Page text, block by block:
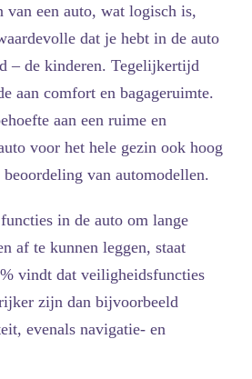
van een auto, wat logisch is,
dat je hebt in de auto
– de kinderen. Tegelijkertijd
aan comfort en bagageruimte.
aan een ruime en
voor het hele gezin ook hoog
van automodellen.
in de auto om lange
af te kunnen leggen, staat
vindt dat veiligheidsfuncties
zijn dan bijvoorbeeld
evenals navigatie- en